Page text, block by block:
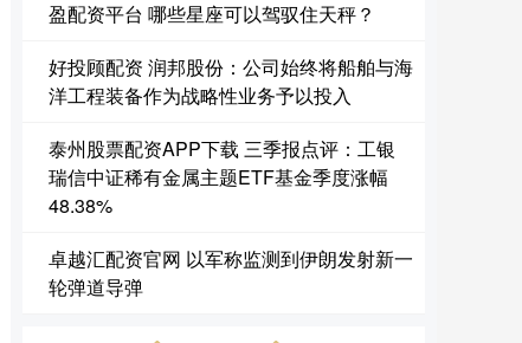
盈配资平台 哪些星座可以驾驭住天秤？
好投顾配资 润邦股份：公司始终将船舶与海
洋工程装备作为战略性业务予以投入
泰州股票配资APP下载 三季报点评：工银
瑞信中证稀有金属主题ETF基金季度涨幅
48.38%
卓越汇配资官网 以军称监测到伊朗发射新一
轮弹道导弹